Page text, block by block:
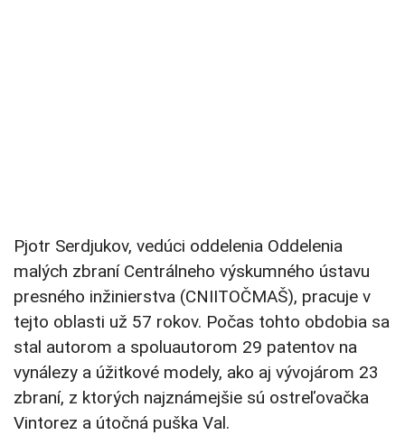
Pjotr Serdjukov, vedúci oddelenia Oddelenia
malých zbraní Centrálneho výskumného ústavu
presného inžinierstva (CNIITOČMAŠ), pracuje v
tejto oblasti už 57 rokov. Počas tohto obdobia sa
stal autorom a spoluautorom 29 patentov na
vynálezy a úžitkové modely, ako aj vývojárom 23
zbraní, z ktorých najznámejšie sú ostreľovačka
Vintorez a útočná puška Val.